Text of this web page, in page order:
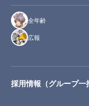
全年齢
広報
採用情報（グループ一